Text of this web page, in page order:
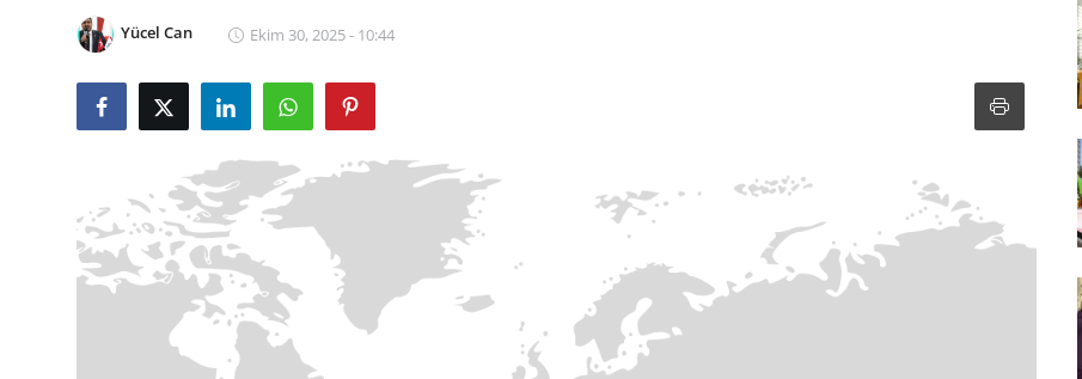
Yücel Can Ekim 30, 2025 - 10:44